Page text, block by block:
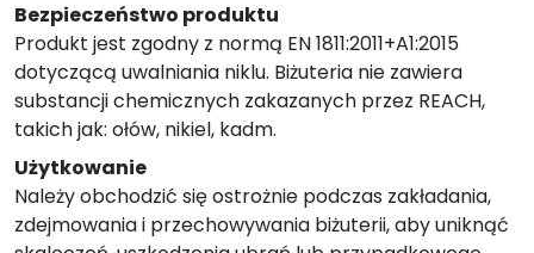
Bezpieczeństwo produktu
Produkt jest zgodny z normą EN 1811:2011+A1:2015
dotyczącą uwalniania niklu. Biżuteria nie zawiera
substancji chemicznych zakazanych przez REACH,
takich jak: ołów, nikiel, kadm.
Użytkowanie
Należy obchodzić się ostrożnie podczas zakładania,
zdejmowania i przechowywania biżuterii, aby uniknąć